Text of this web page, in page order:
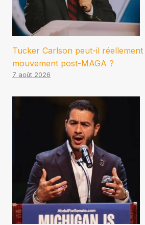
Tucker Carlson peut-il
mouvement post-MAGA ?
7 août 2026